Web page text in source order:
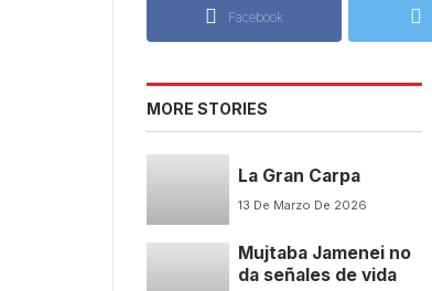
Facebook
MORE STORIES
La Gran Carpa
13 De Marzo De 2026
Mujtaba Jamenei no
da señales de vida